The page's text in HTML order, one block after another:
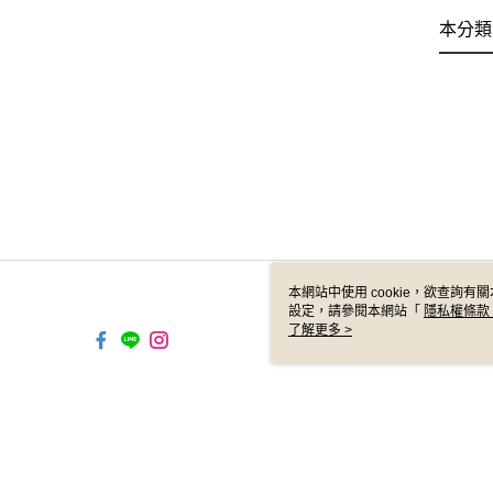
本分
本網站中使用 cookie，欲查詢有
設定，請參閱本網站「 隱私權條款
使用 cookie。
了解更多 >